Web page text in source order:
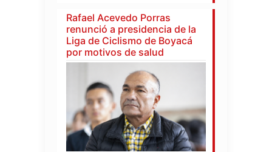
Rafael Acevedo Porras
renunció a presidencia de la
Liga de Ciclismo de Boyacá
por motivos de salud